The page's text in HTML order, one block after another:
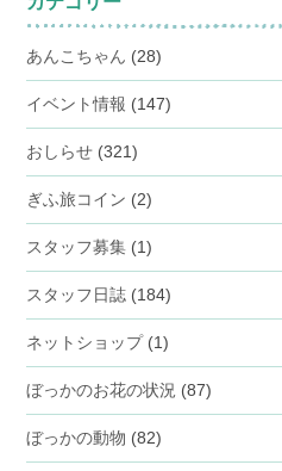
あんこちゃん (28)
イベント情報 (147)
おしらせ (321)
ぎふ旅コイン (2)
スタッフ募集 (1)
スタッフ日誌 (184)
ネットショップ (1)
ぼっかのお花の状況 (87)
ぼっかの動物 (82)